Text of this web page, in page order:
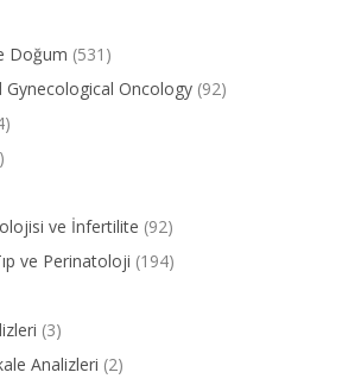
Doğum (531)
Gynecological Oncology (92)
ve İnfertilite (92)
ve Perinatoloji (194)
(3)
Analizleri (2)